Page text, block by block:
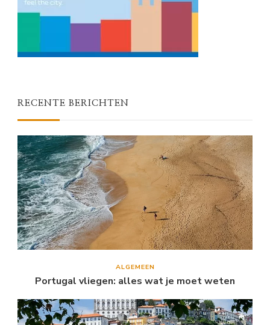
RECENTE BERICHTEN
ALGEMEEN
Portugal vliegen: alles wat je moet weten